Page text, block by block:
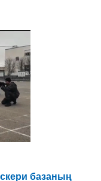
базаның